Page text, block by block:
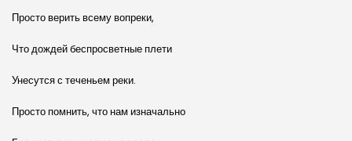
Просто верить всему вопреки,
Что дождей беспросветные плети
Унесутся с теченьем реки.
Просто помнить, что нам изначально